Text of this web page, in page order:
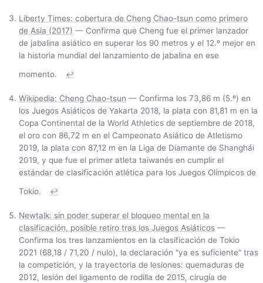
Liberty Times: cobertura de Cheng Chao-tsun como primero
de Asia (2017) — Confirma que Cheng fue el primer lanzador
de jabalina asiático en superar los 90 metros y el 12.º mejor en
la historia mundial del lanzamiento de jabalina en ese
momento.
↩
Wikipedia: Cheng Chao-tsun — Confirma los 73,86 m (5.º) en
los Juegos Asiáticos de Yakarta 2018, la plata con 81,81 m en la
Copa Continental de la World Athletics de septiembre de 2018,
el oro con 86,72 m en el Campeonato Asiático de Atletismo
2019, la plata con 87,12 m en la Liga de Diamante de Shanghái
2019, y que fue el primer atleta taiwanés en cumplir el
estándar de clasificación atlética para los Juegos Olímpicos de
Tokio.
↩
Newtalk: sin poder superar el bloqueo mental en la
clasificación, posible retiro tras los Juegos Asiáticos —
Confirma los tres lanzamientos en la clasificación de Tokio
2021 (68,18 / 71,20 / nulo), la declaración "ya es suficiente" tras
la competición, y la trayectoria de lesiones: quemaduras de
2012, lesión del ligamento de rodilla de 2015, cirugía de